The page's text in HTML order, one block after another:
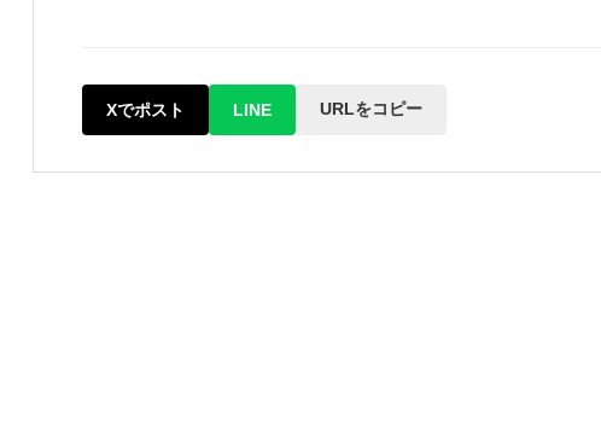
Xでポスト LINE URLをコピー